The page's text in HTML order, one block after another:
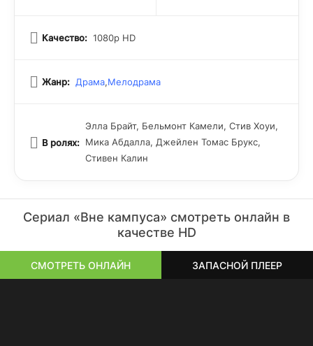
Качество: 1080p HD
Жанр: Драма,Мелодрама
В ролях:
Элла Брайт, Бельмонт Камели, Стив Хоуи,
Мика Абдалла, Джейлен Томас Брукс,
Стивен Калин
Сериал «Вне кампуса» смотреть онлайн в
качестве HD
СМОТРЕТЬ ОНЛАЙН ЗАПАСНОЙ ПЛЕЕР